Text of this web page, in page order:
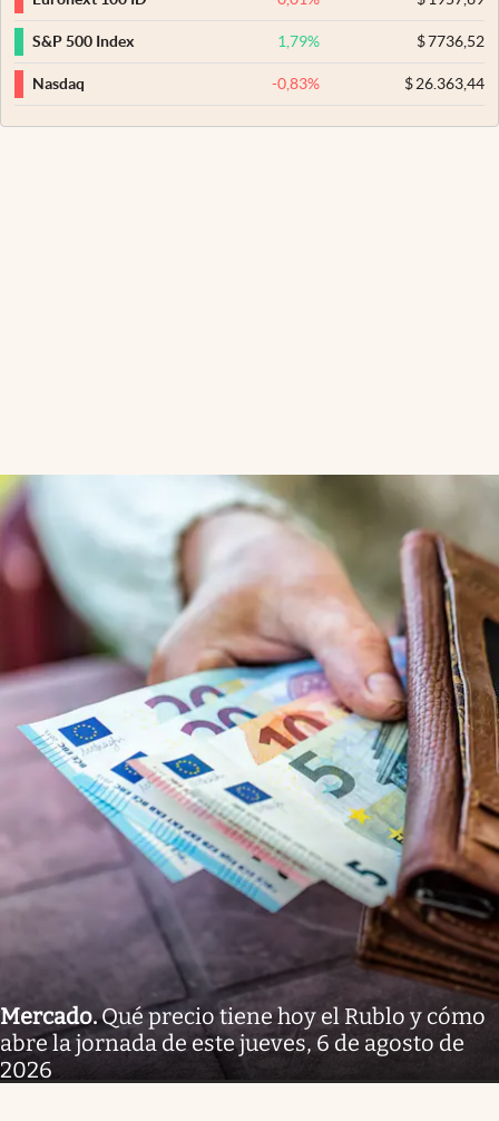
S&P 500 Index 1,79% $7736,52
Nasdaq -0,83% $26.363,44
Mercado.Qué precio tiene hoy el Rublo y cómo
abre la jornada de este jueves, 6 de agosto de
2026